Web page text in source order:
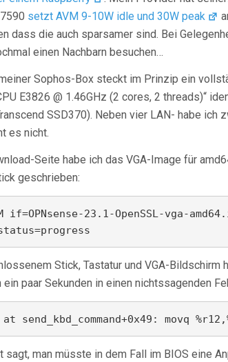
setzt AVM 9-10W idle und 30W peak
dass die auch sparsamer sind. Bei
einen Nachbarn besuchen…
Sophos-Box steckt im Prinzip ein
E3826 @ 1.46GHz (2 cores, 2 threads)“
SSD370). Neben vier LAN- habe ich
es nicht.
Seite habe ich das VGA-Image für
geschrieben:
if=OPNsense-23.1-OpenSSL-vga-
Stick, Tastatur und VGA-
ein paar Sekunden in einen nichtssagenden
send_kbd_command+0x49: movq
sagt, man müsste in dem Fall im BIOS eine